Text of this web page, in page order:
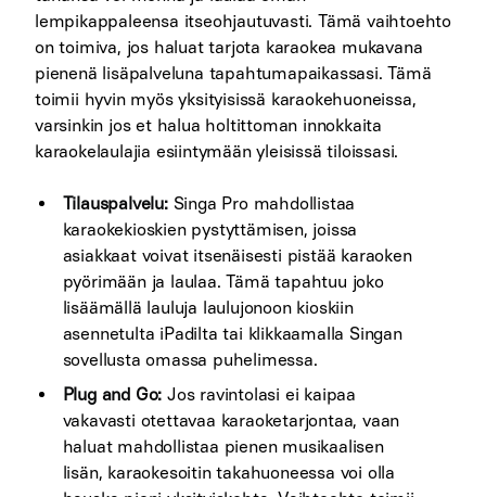
lempikappaleensa itseohjautuvasti. Tämä vaihtoehto
on toimiva, jos haluat tarjota karaokea mukavana
pienenä lisäpalveluna tapahtumapaikassasi. Tämä
toimii hyvin myös yksityisissä karaokehuoneissa,
varsinkin jos et halua holtittoman innokkaita
karaokelaulajia esiintymään yleisissä tiloissasi.
Tilauspalvelu: Singa Pro mahdollistaa
karaokekioskien pystyttämisen, joissa
asiakkaat voivat itsenäisesti pistää karaoken
pyörimään ja laulaa. Tämä tapahtuu joko
lisäämällä lauluja laulujonoon kioskiin
asennetulta iPadilta tai klikkaamalla Singan
sovellusta omassa puhelimessa.
Plug and Go: Jos ravintolasi ei kaipaa
vakavasti otettavaa karaoketarjontaa, vaan
haluat mahdollistaa pienen musikaalisen
lisän, karaokesoitin takahuoneessa voi olla